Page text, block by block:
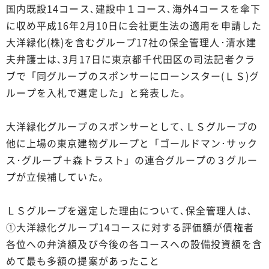
国内既設14コース､建設中１コース､海外4コースを傘下
に収め平成16年2月10日に会社更生法の適用を申請した
大洋緑化(株)を含むグループ17社の保全管理人･清水建
夫弁護士は､3月17日に東京都千代田区の司法記者クラ
ブで「同グループのスポンサーにローンスター(ＬＳ)グ
ループを入札で選定した」と発表した。
大洋緑化グループのスポンサーとして､ＬＳグループの
他に上場の東京建物グループと「ゴールドマン･サック
ス･グループ＋森トラスト」の連合グループの３グルー
プが立候補していた。
ＬＳグループを選定した理由について､保全管理人は､
①大洋緑化グループ14コースに対する評価額が債権者
各位への弁済額及び今後の各コースへの設備投資額を含
めて最も多額の提案があったこと